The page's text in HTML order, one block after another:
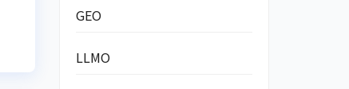
GEO
LLMO